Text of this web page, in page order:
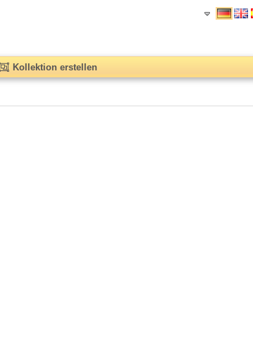
Kollektion erstellen